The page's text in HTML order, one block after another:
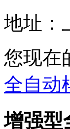
地址：
您现在
全自动
增强型